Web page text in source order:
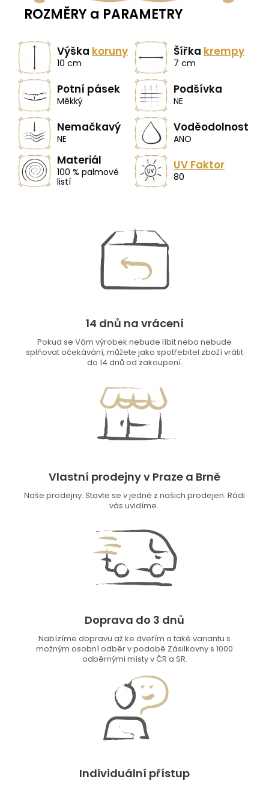
ROZMĚRY a PARAMETRY
Výška koruny
10 cm
Šířka krempy
7 cm
Potní pásek
Měkký
Podšívka
NE
Nemačkavý
NE
Voděodolnost
ANO
Materiál
100 % palmové
listí
UV Faktor
80
14 dnů na vrácení
Pokud se Vám výrobek nebude líbit nebo nebude
splňovat očekávání, můžete jako spotřebitel zboží vrátit
do 14 dnů od zakoupení.
Vlastní prodejny v Praze a Brně
Naše prodejny. Stavte se v jedné z našich prodejen. Rádi
vás uvidíme.
Doprava do 3 dnů
Nabízíme dopravu až ke dveřím a také variantu s
možným osobní odběr v podobě Zásilkovny s 1000
odběrnými místy v ČR a SR.
Individuální přístup